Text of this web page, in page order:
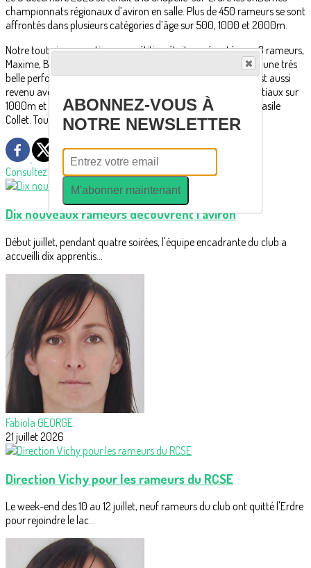
championnats régionaux d’aviron en salle. Plus de 450 rameurs se sont
affrontés dans plusieurs catégories d’âge sur 500, 1000 et 2000m.
Notre toute jeune section compétition était représentée par 3 rameurs,
Maxime, Basile et Ghislain. Maxime a particulièrement réalisé une très
belle performance en moins de 3min30 au 1000m. Le club est aussi
revenu avec un titre de champion régional pour Ghislain Wastiaux sur
1000m et une très belle médaille de Bronze sur 500m pour Basile
Collet. Tout cela dans une super ambiance.
Consultez également
Dix nouveaux rameurs découvrent l'aviron
Début juillet, pendant quatre soirées, l'équipe encadrante du club a
accueilli dix apprentis...
Fabiola GEORGE
21 juillet 2026
Direction Vichy pour les rameurs du RCSE
Le week-end des 10 au 12 juillet, neuf rameurs du club ont quitté l'Erdre
pour rejoindre le lac...
ABONNEZ-VOUS À
NOTRE NEWSLETTER
M'abonner maintenant